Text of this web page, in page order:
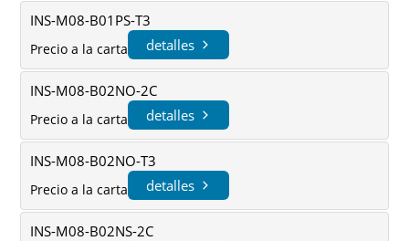
INS-M08-B01PS-T3
Precio a la carta detalles
INS-M08-B02NO-2C
Precio a la carta detalles
INS-M08-B02NO-T3
Precio a la carta detalles
INS-M08-B02NS-2C